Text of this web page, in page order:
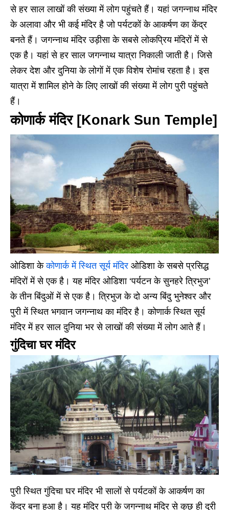
से हर साल लाखों की संख्या में लोग पहुंचते हैं। यहां जगन्नाथ मंदिर
के अलावा और भी कई मंदिर है जो पर्यटकों के आकर्षण का केंद्र
बनते हैं। जगन्नाथ मंदिर उड़ीसा के सबसे लोकप्रिय मंदिरों में से
एक है। यहां से हर साल जगन्नाथ यात्रा निकाली जाती है। जिसे
लेकर देश और दुनिया के लोगों में एक विशेष रोमांच रहता है। इस
यात्रा में शामिल होने के लिए लाखों की संख्या में लोग पुरी पहुंचते
हैं।
कोणार्क मंदिर [Konark Sun Temple]
ओडिशा केकोणार्क में स्थित सूर्य मंदिर ओडिशा के सबसे प्रसिद्ध
मंदिरों में से एक है। यह मंदिर ओडिशा ‘पर्यटन के सुनहरे त्रिभुज’
के तीन बिंदुओं में से एक है। त्रिभुज के दो अन्य बिंदु भुनेश्वर और
पुरी में स्थित भगवान जगन्नाथ का मंदिर है। कोणार्क स्थित सूर्य
मंदिर में हर साल दुनिया भर से लाखों की संख्या में लोग आते हैं।
गुंदिचा घर मंदिर
पुरी स्थित गुंदिचा घर मंदिर भी सालों से पर्यटकों के आकर्षण का
केंद्र बना हुआ है। यह मंदिर पुरी के जगन्नाथ मंदिर से कुछ ही दूरी